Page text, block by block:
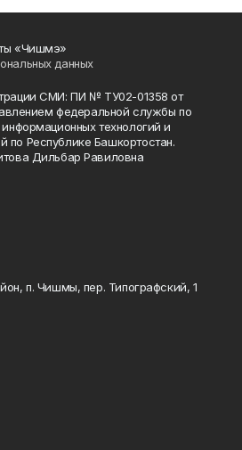
«Чишмэ»
данных
СМИ: ПИ № ТУ02-01358 от
федеральной службы по
технологий и
по Республике Башкортостан.
Дильбар Равиловна
п. Чишмы, пер. Типографский, 1